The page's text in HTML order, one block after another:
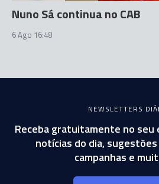
Nuno Sá continua no CAB
6 Ago 16:48
NEWSLETTERS
Receba gratuitamente no seu
notícias do dia,
campanhas e